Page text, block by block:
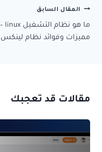
تصفّح
المقالات
المقال السابق
ما هو نظام التشغيل linux –
مميزات وفوائد نظام لينكس
مقالات قد تعجبك